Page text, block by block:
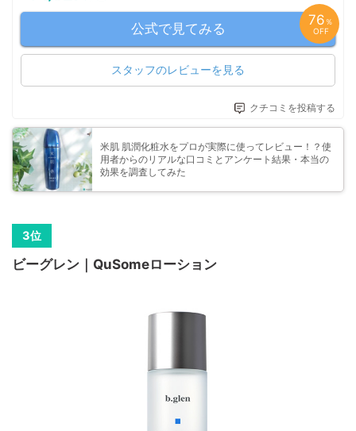
公式で見てみる
76 ％
OFF
スタッフのレビューを見る
クチコミを投稿する
米肌 肌潤化粧水をプロが実際に使ってレビュー！？使
用者からのリアルな口コミとアンケート結果・本当の
効果を調査してみた
ビーグレン｜QuSomeローション